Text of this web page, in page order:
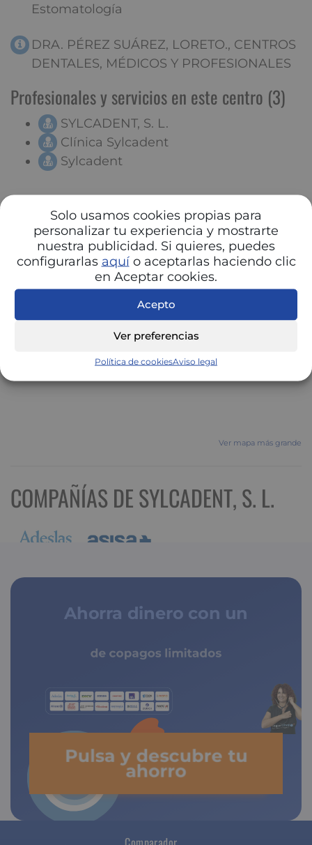
Solo usamos cookies propias para
personalizar tu experiencia y mostrarte
nuestra publicidad. Si quieres, puedes
configurarlas aquío aceptarlas haciendo clic
en Aceptar cookies.
Acepto
Ver preferencias
Política de cookiesAviso legal
Estomatología
DRA. PÉREZ SUÁREZ, LORETO., CENTROS
DENTALES, MÉDICOS Y PROFESIONALES
Profesionales y servicios en este centro (3)
SYLCADENT, S. L.
Clínica Sylcadent
Sylcadent
Ver mapa más grande
COMPAÑÍAS DE SYLCADENT, S. L.
Ahorra dinero con un
de copagos limitados
Pulsa y descubre tu
ahorro